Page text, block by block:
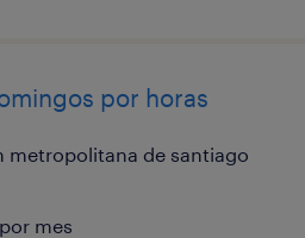
por horas
metropolitana de santiago
mes